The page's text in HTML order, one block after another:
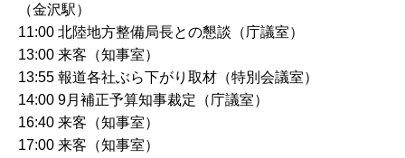
（金沢駅）
11:00 北陸地方整備局長との懇談（庁議室）
13:00 来客（知事室）
13:55 報道各社ぶら下がり取材（特別会議室）
14:00 9月補正予算知事裁定（庁議室）
16:40 来客（知事室）
17:00 来客（知事室）